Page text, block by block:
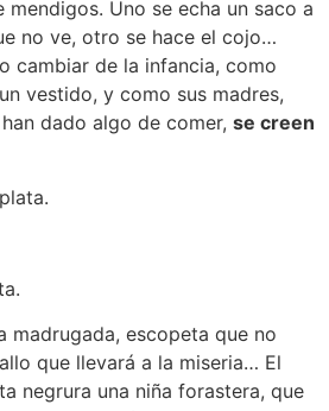
mendigos. Uno se echa un saco a
no ve, otro se hace el cojo…
cambiar de la infancia, como
vestido, y como sus madres,
dado algo de comer, se creen
madrugada, escopeta que no
que llevará a la miseria… El
negrura una niña forastera, que